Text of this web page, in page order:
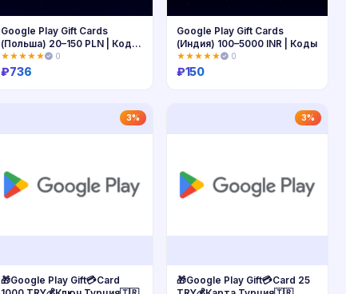
Google Play Gift Cards
(Польша) 20–150 PLN | Коды
пополнения
★★★★★ 0
₽736
Google Play Gift Cards
(Индия) 100–5000 INR | Коды
★★★★★ 0
₽150
3%
🎁Google Play Gift💳Card
3%
🎁Google Play Gift💳Card 25